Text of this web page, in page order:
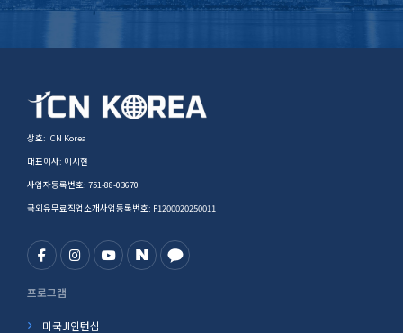
상호: ICN Korea
대표이사: 이시현
사업자등록번호: 751-88-03670
국외유무료직업소개사업등록번호: F1200020250011
프로그램
미국JI인턴십